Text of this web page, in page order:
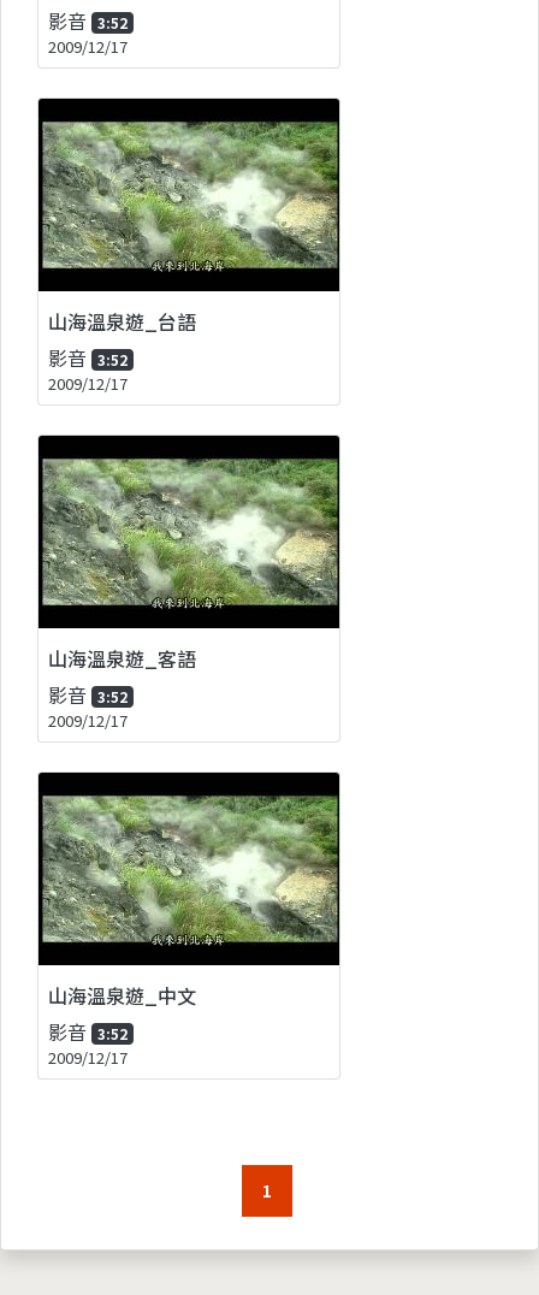
影音 3:52
2009/12/17
山海溫泉遊_台語
影音 3:52
2009/12/17
山海溫泉遊_客語
影音 3:52
2009/12/17
山海溫泉遊_中文
影音 3:52
2009/12/17
1